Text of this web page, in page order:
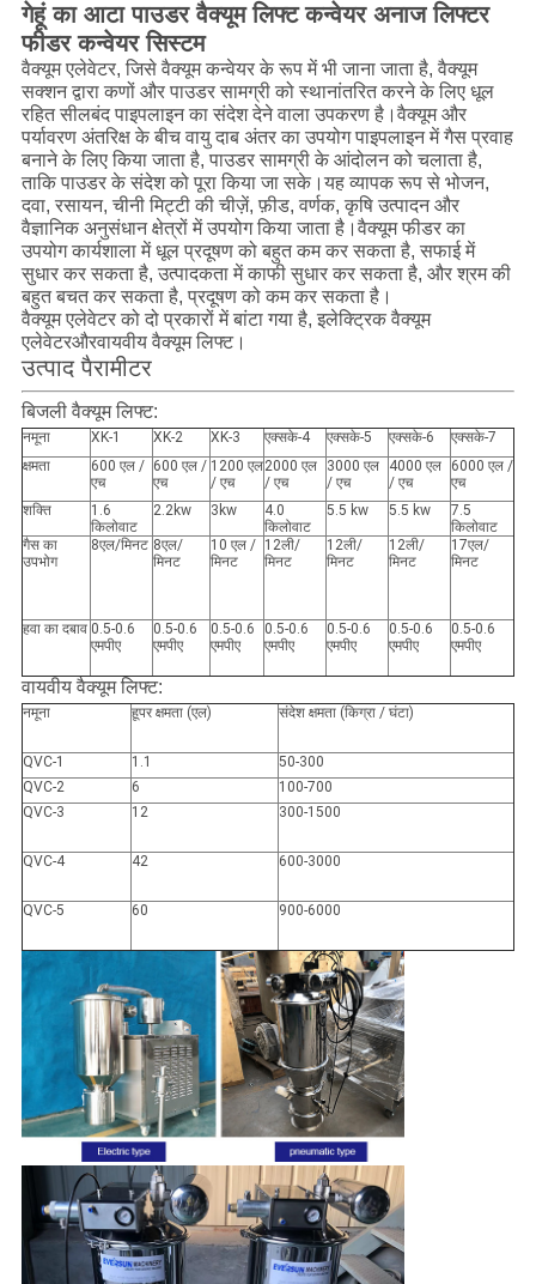
गेहूं का आटा पाउडर वैक्यूम लिफ्ट कन्वेयर अनाज लिफ्टर
फीडर कन्वेयर सिस्टम
वैक्यूम एलेवेटर, जिसे वैक्यूम कन्वेयर के रूप में भी जाना जाता है, वैक्यूम
सक्शन द्वारा कणों और पाउडर सामग्री को स्थानांतरित करने के लिए धूल
रहित सीलबंद पाइपलाइन का संदेश देने वाला उपकरण है।वैक्यूम और
पर्यावरण अंतरिक्ष के बीच वायु दाब अंतर का उपयोग पाइपलाइन में गैस प्रवाह
बनाने के लिए किया जाता है, पाउडर सामग्री के आंदोलन को चलाता है,
ताकि पाउडर के संदेश को पूरा किया जा सके।यह व्यापक रूप से भोजन,
दवा, रसायन, चीनी मिट्टी की चीज़ें, फ़ीड, वर्णक, कृषि उत्पादन और
वैज्ञानिक अनुसंधान क्षेत्रों में उपयोग किया जाता है।वैक्यूम फीडर का
उपयोग कार्यशाला में धूल प्रदूषण को बहुत कम कर सकता है, सफाई में
सुधार कर सकता है, उत्पादकता में काफी सुधार कर सकता है, और श्रम की
बहुत बचत कर सकता है, प्रदूषण को कम कर सकता है।
वैक्यूम एलेवेटर को दो प्रकारों में बांटा गया है, इलेक्ट्रिक वैक्यूम
एलेवेटरऔरवायवीय वैक्यूम लिफ्ट।
उत्पाद पैरामीटर
बिजली वैक्यूम लिफ्ट:
नमूना XK-1 XK-2 XK-3 एक्सके-4 एक्सके-5 एक्सके-6
एक्सके-7
क्षमता
600 एल /
एच
600 एल /
एच
1200 एल
/ एच
2000 एल
/ एच
3000 एल
/ एच
4000 एल
/ एच
6000 एल /
एच
शक्ति
1.6
किलोवाट
2.2kw 3kw
4.0
किलोवाट
5.5 kw 5.5 kw
7.5
किलोवाट
गैस का
उपभोग
8एल/मिनट 8एल/
मिनट
10 एल /
मिनट
12ली/
मिनट
12ली/
मिनट
12ली/
मिनट
17एल/
मिनट
हवा का दबाव 0.5-0.6
एमपीए
0.5-0.6
एमपीए
0.5-0.6
एमपीए
0.5-0.6
एमपीए
0.5-0.6
एमपीए
0.5-0.6
एमपीए
0.5-0.6
एमपीए
वायवीय वैक्यूम लिफ्ट:
नमूना हूपर क्षमता (एल) संदेश क्षमता (किग्रा / घंटा)
QVC-1 1.1
50-300
QVC-2
6
100-700
QVC-3
12 300-1500
QVC-4 42 600-3000
QVC-5 60 900-6000